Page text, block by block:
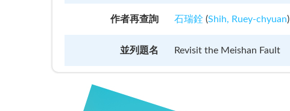
作者再查詢 石瑞銓(Shih, Ruey-chyuan)
並列題名 Revisit the Meishan Fault